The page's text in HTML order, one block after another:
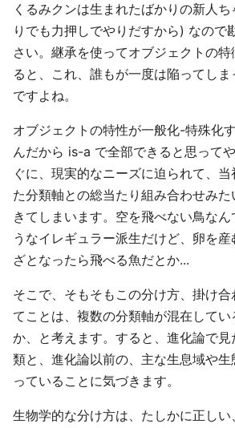
くるみクンは生まれたばかりの新人
りでも力押しでやりだすから) なので
さい。継承を使ってオブジェクトの
ると、これ、誰もが一度は陥ってし
ですよね。
オブジェクトの特性が一般化-特殊化
んだから is-a で全部できると思って
ぐに、現実的なニーズに迫られて、
た分類軸との総当たり組み合わせみ
きてしまいます。空を飛べない鳥な
うなイレギュラー派生だけど、卵を
ざとなったら飛べる魚だとか...
そこで、そもそもこの分け方、掛け
てことは、複数の分類軸が混在して
か、と考えます。すると、進化論で
類と、進化論以前の、主な生息域や
っていることに気づきます。
生物学的な分け方は、たしかに正し